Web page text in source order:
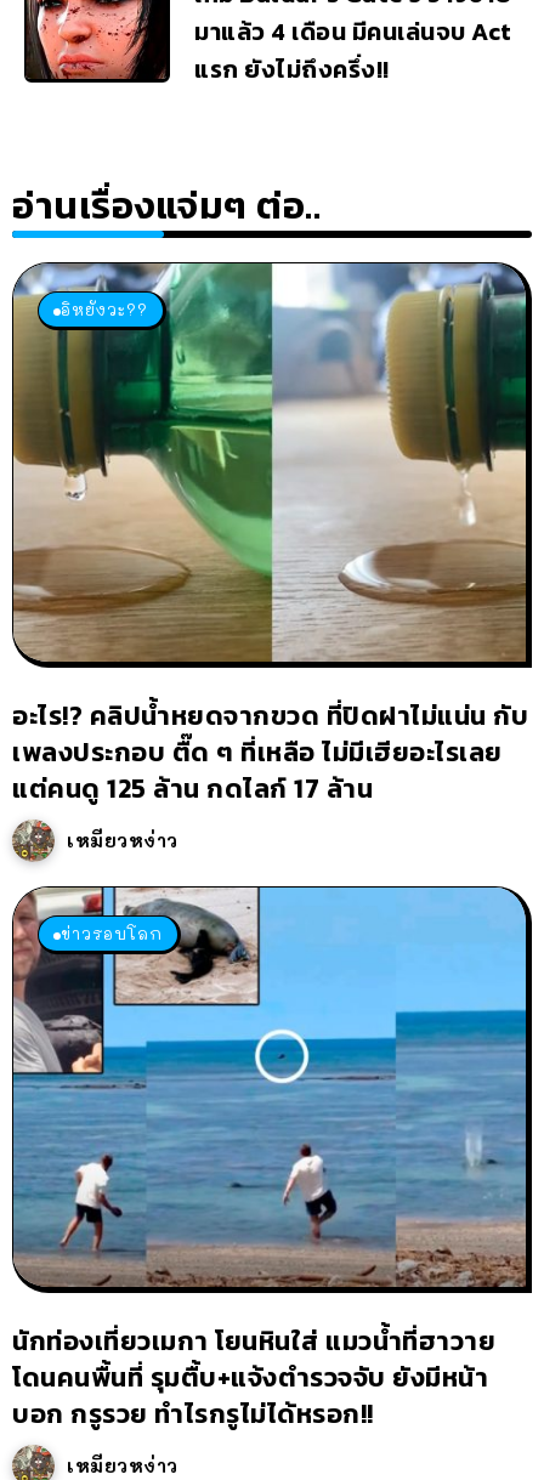
มาแล้ว 4 เดือน มีคนเล่นจบ Act
แรก ยังไม่ถึงครึ่ง!!
อ่านเรื่องแจ่มๆ ต่อ..
อิหยังวะ??
อะไร!? คลิปน้ำหยดจากขวด ที่ปิดฝาไม่แน่น กับ
เพลงประกอบ ตื๊ด ๆ ที่เหลือ ไม่มีเฮียอะไรเลย
แต่คนดู 125 ล้าน กดไลก์ 17 ล้าน
เหมียวหง่าว
ข่าวรอบโลก
นักท่องเที่ยวเมกา โยนหินใส่ แมวน้ำที่ฮาวาย
โดนคนพื้นที่ รุมตื้บ+แจ้งตำรวจจับ ยังมีหน้า
บอก กรูรวย ทำไรกรูไม่ได้หรอก!!
เหมียวหง่าว